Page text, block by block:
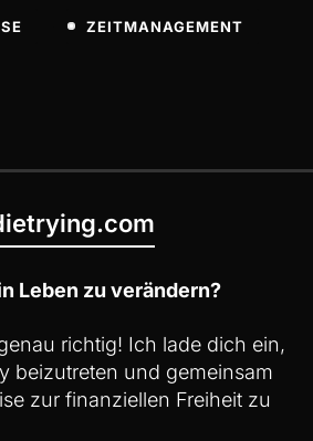
ZEITMANAGEMENT
Leben zu verändern?
richtig! Ich lade dich ein,
beizutreten und gemeinsam
zur finanziellen Freiheit zu